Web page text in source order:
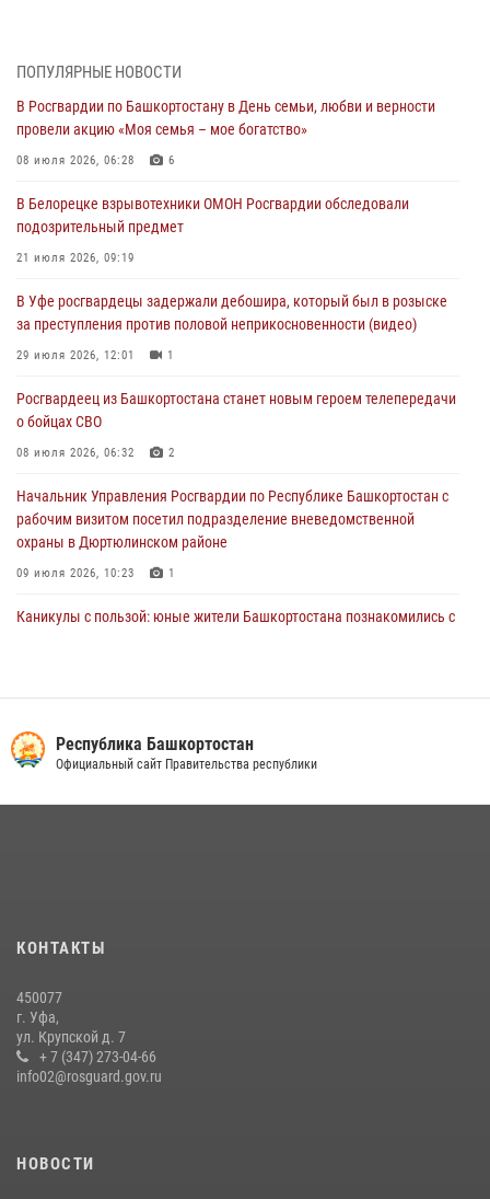
Башкортостана ответил на вопросы граждан
30 июля 2026, 12:54
за преступления против половой неприкосновенности (видео)
29 июля 2026, 12:01
Башкортостана проведет прямую линию
29 июля 2026, 10:52
Росгвардию
29 июля 2026, 04:15
ПОПУЛЯРНЫЕ НОВОСТИ
В Росгвардии по Башкортостану в День семьи, любви и верности
провели акцию «Моя семья – мое богатство»
08 июля 2026, 06:28 6
В Белорецке взрывотехники ОМОН Росгвардии обследовали
подозрительный предмет
21 июля 2026, 09:19
В Уфе росгвардецы задержали дебошира, который был в розыске
за преступления против половой неприкосновенности (видео)
29 июля 2026, 12:01 1
Росгвардеец из Башкортостана станет новым героем телепередачи
о бойцах СВО
08 июля 2026, 06:32 2
Начальник Управления Росгвардии по Республике Башкортостан с
рабочим визитом посетил подразделение вневедомственной
охраны в Дюртюлинском районе
09 июля 2026, 10:23 1
Каникулы с пользой: юные жители Башкортостана познакомились с
угрожавшего ножом продавцу магазина
08 июля 2026, 11:22
В Уфе росгвардейцы задержали пьяного дебошира, нарушавшего
покой постояльцев хостела
23 июля 2026, 12:25
Республика Башкортостан
Официальный сайт Правительства республики
КОНТАКТЫ
450077
г. Уфа,
ул. Крупской д. 7
+ 7 (347) 273-04-66
info02@rosguard.gov.ru
НОВОСТИ